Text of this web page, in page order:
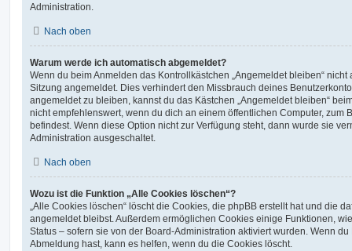
Administration.
Nach oben
Warum werde ich automatisch abgemeldet?
Wenn du beim Anmelden das Kontrollkästchen „Angemeldet bleiben“
Sitzung angemeldet. Dies verhindert den Missbrauch deines
angemeldet zu bleiben, kannst du das Kästchen „Angemeldet bleiben“
nicht empfehlenswert, wenn du dich an einem öffentlichen Computer, zum
befindest. Wenn diese Option nicht zur Verfügung steht, dann wurde sie
Administration ausgeschaltet.
Nach oben
Wozu ist die Funktion „Alle Cookies löschen“?
„Alle Cookies löschen“ löscht die Cookies, die phpBB erstellt hat und die
angemeldet bleibst. Außerdem ermöglichen Cookies einige Funktionen,
Status – sofern sie von der Board-Administration aktiviert wurden. Wenn
Abmeldung hast, kann es helfen, wenn du die Cookies löscht.